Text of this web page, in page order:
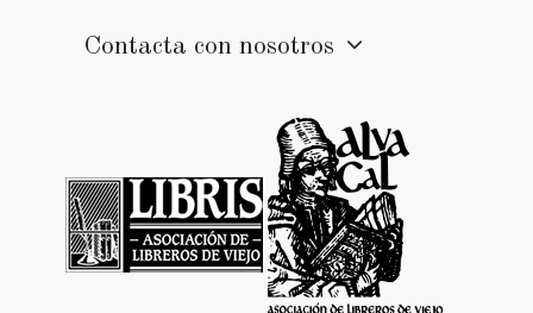
Contacta con nosotros